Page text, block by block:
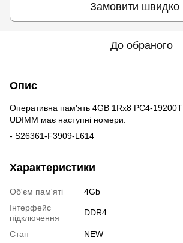
Замовити швидко
До обраного
Опис
Оперативна пам'ять 4GB 1Rx8 PC4-
UDIMM має наступні номери:
- S26361-F3909-L614
Характеристики
Об'єм пам'яті
4Gb
Інтерфейс
підключення
DDR4
Стан NEW